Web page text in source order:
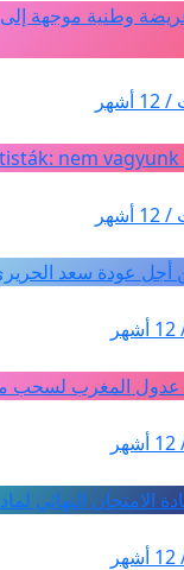
وطنية موجهة
nem
أجل عودة سعد
المغرب لسحب
الامتحان النهائي